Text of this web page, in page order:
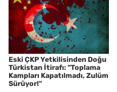
Eski ÇKP Yetkilisinden Doğu
Türkistan İtirafı: "Toplama
Kampları Kapatılmadı, Zulüm
Sürüyor!"